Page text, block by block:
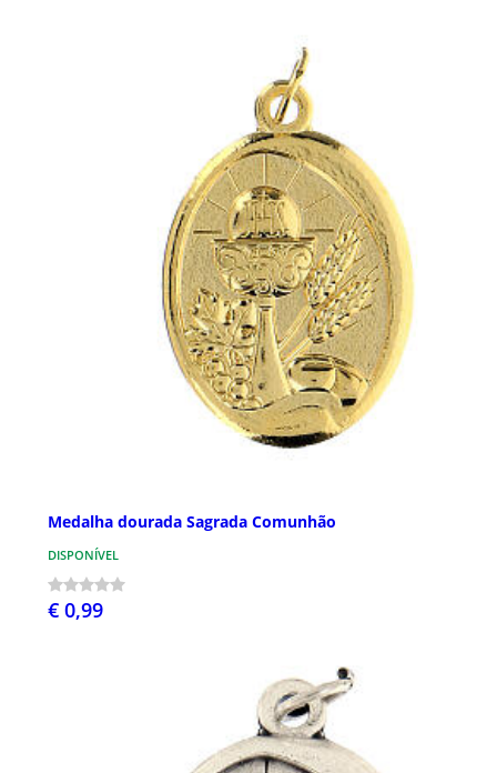
Medalha dourada Sagrada Comunhão
DISPONÍVEL
€ 0,99